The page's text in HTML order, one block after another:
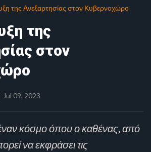
της Ανεξαρτησίας στον Κυβερνοχώρο
της
στον
Jul 09, 2023
κόσμο όπου ο καθένας, από
να εκφράσει τις